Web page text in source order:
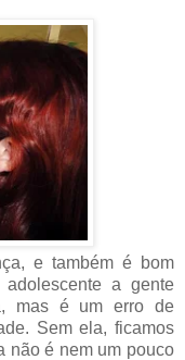
e também é bom
a gente
mas é um erro de
Sem ela, ficamos
não é nem um pouco